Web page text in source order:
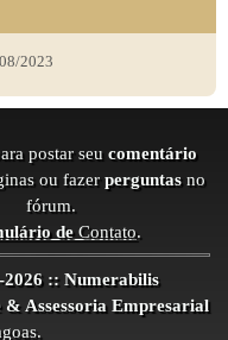
2023
postar seu comentário
ou fazer perguntas no
fórum.
deContato.
:: Numerabilis
& Assessoria Empresarial